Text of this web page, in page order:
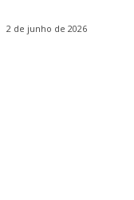
2 de junho de 2026